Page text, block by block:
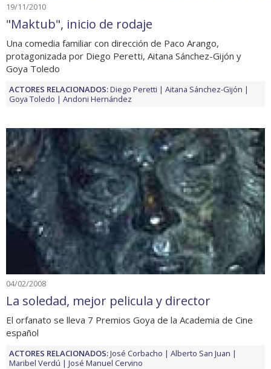
19/11/2010
"Maktub", inicio de rodaje
Una comedia familiar con dirección de Paco Arango,
protagonizada por Diego Peretti, Aitana Sánchez-Gijón y
Goya Toledo
ACTORES RELACIONADOS:Diego Peretti
Aitana Sánchez-Gijón
Goya Toledo
Andoni Hernández
04/02/2008
La soledad, mejor pelicula y director
El orfanato se lleva 7 Premios Goya de la Academia de Cine
español
ACTORES RELACIONADOS:José Corbacho
Alberto San Juan
Maribel Verdú
José Manuel Cervino